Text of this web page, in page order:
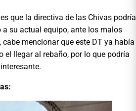
que la directiva de las Chivas podría
a su actual equipo, ante los malos
mencionar que este DT ya había
el llegar al rebaño, por lo que podría